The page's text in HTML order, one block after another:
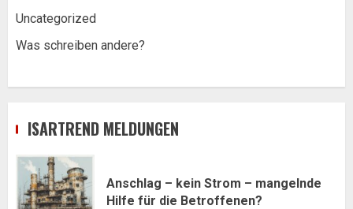
Uncategorized
Was schreiben andere?
ISARTREND MELDUNGEN
Anschlag – kein Strom – mangelnde
Hilfe für die Betroffenen?